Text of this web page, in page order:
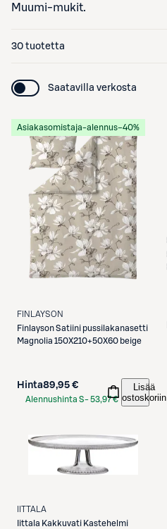
Muumi-mukit.
30 tuotetta
Saatavilla verkosta
Asiakasomistaja-alennus−40%
FINLAYSON
FinlaysonSatiini pussilakanasetti
Magnolia 150X210+50X60 beige
Hinta89,95 €
Alennushinta S-53,97 €
Lisää
ostoskoriin
IITTALA
Iittala Kakkuvati Kastehelmi